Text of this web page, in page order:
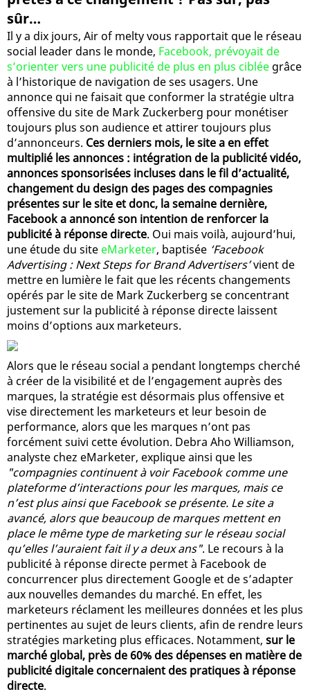
sûr…
Il y a dix jours, Air of melty vous rapportait que le réseau
social leader dans le monde, Facebook, prévoyait de
s’orienter vers une publicité de plus en plus ciblée grâce
à l’historique de navigation de ses usagers. Une
annonce qui ne faisait que conformer la stratégie ultra
offensive du site de Mark Zuckerberg pour monétiser
toujours plus son audience et attirer toujours plus
d’annonceurs. Ces derniers mois, le site a en effet
multiplié les annonces : intégration de la publicité vidéo,
annonces sponsorisées incluses dans le fil d’actualité,
changement du design des pages des compagnies
présentes sur le site et donc, la semaine dernière,
Facebook a annoncé son intention de renforcer la
publicité à réponse directe. Oui mais voilà, aujourd’hui,
une étude du site eMarketer, baptisée ‘Facebook
Advertising : Next Steps for Brand Advertisers’vient de
mettre en lumière le fait que les récents changements
opérés par le site de Mark Zuckerberg se concentrant
justement sur la publicité à réponse directe laissent
moins d’options aux marketeurs.
Alors que le réseau social a pendant longtemps cherché
à créer de la visibilité et de l’engagement auprès des
marques, la stratégie est désormais plus offensive et
vise directement les marketeurs et leur besoin de
performance, alors que les marques n’ont pas
forcément suivi cette évolution. Debra Aho Williamson,
analyste chez eMarketer, explique ainsi que les
"compagnies continuent à voir Facebook comme une
plateforme d’interactions pour les marques, mais ce
n’est plus ainsi que Facebook se présente. Le site a
avancé, alors que beaucoup de marques mettent en
place le même type de marketing sur le réseau social
qu’elles l’auraient fait il y a deux ans". Le recours à la
publicité à réponse directe permet à Facebook de
concurrencer plus directement Google et de s’adapter
aux nouvelles demandes du marché. En effet, les
marketeurs réclament les meilleures données et les plus
pertinentes au sujet de leurs clients, afin de rendre leurs
stratégies marketing plus efficaces. Notamment, sur le
marché global, près de 60% des dépenses en matière de
publicité digitale concernaient des pratiques à réponse
directe.